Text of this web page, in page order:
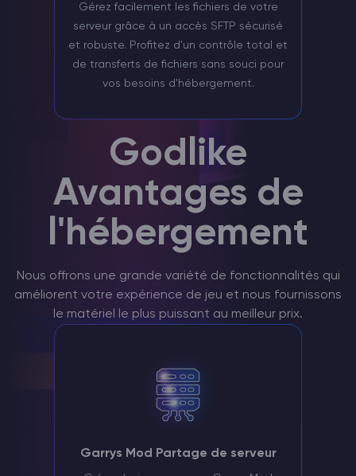
Gérez facilement les fichiers de votre
serveur grâce à un accès SFTP sécurisé
et robuste. Profitez d'un contrôle total et
de transferts de fichiers sans souci pour
vos besoins d'hébergement.
Godlike
Avantages de
l'hébergement
Nous offrons une grande variété de fonctionnalités qui
améliorent votre expérience de jeu et nous fournissons
le matériel le plus puissant au meilleur prix.
Garrys Mod Partage de serveur